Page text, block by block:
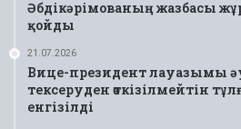
Әбдікәрімованың жазбасы
қойды
21.07.2026
Вице-президент лауазымы
тексеруден өткізілмейтін
енгізілді